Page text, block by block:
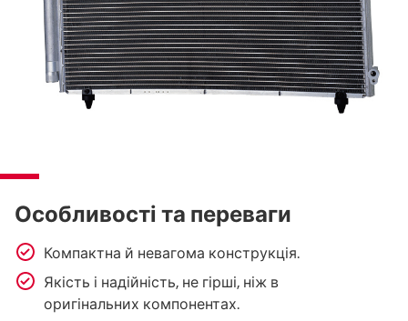
Особливості та переваги
Компактна й невагома конструкція.
Якість і надійність, не гірші, ніж в
оригінальних компонентах.